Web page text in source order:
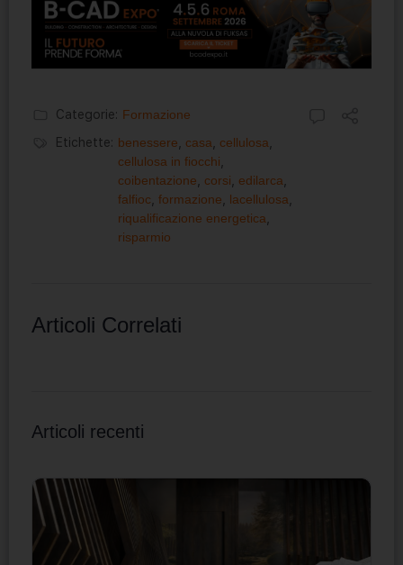
Categorie: Formazione
Etichette: benessere casa cellulosa
cellulosa in fiocchi
coibentazione
corsi edilarca
falfioc formazione lacellulosa
riqualificazione energetica
risparmio
Articoli Correlati
Articoli recenti